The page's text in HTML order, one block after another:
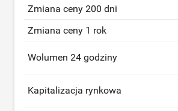
Zmiana ceny 200 dni
Zmiana ceny 1 rok
Wolumen 24 godziny
Kapitalizacja rynkowa